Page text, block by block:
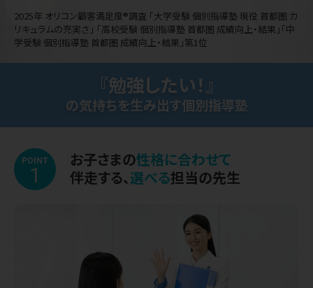
2025年 オリコン顧客満足度®調査 「大学受験 個別指導塾 現役 首都圏 カ
リキュラムの充実さ」 「高校受験 個別指導塾 首都圏 成績向上・結果」「中
学受験 個別指導塾 首都圏 成績向上・結果」第1位
『勉強したい！』
の気持ちを生み出す個別指導塾
POINT
1
お子さまの性格に合わせて
伴走する、選べる担当の先生